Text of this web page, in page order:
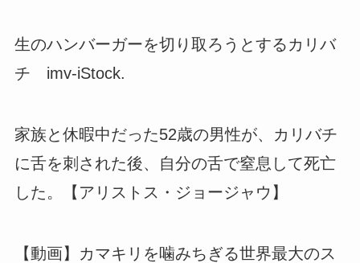
生のハンバーガーを切り取ろうとするカリバ
チ imv-iStock.
家族と休暇中だった52歳の男性が、カリバチ
に舌を刺された後、自分の舌で窒息して死亡
した。【アリストス・ジョージャウ】
【動画】カマキリを噛みちぎる世界最大のス